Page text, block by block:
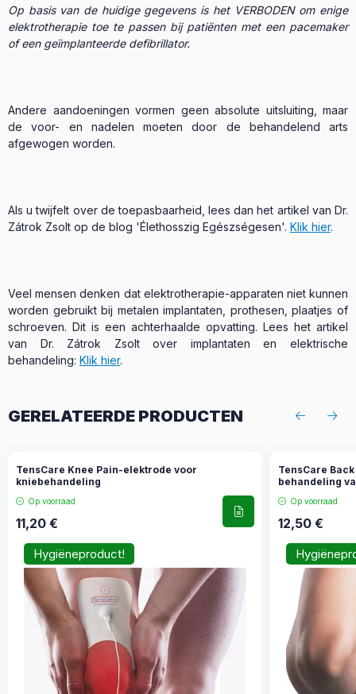
GERELATEERDE PRODUCTEN
TensCare Knee Pain-elektrode voor
kniebehandeling
Op voorraad
11,20 €
Hygiëneproduct!
TensCare
behandeling
Op voorraad
12,50€
Op basis van de huidige gegevens is het VERBODEN om enige
elektrotherapie toe te passen bij patiënten met een pacemaker
of een geïmplanteerde defibrillator.
Andere aandoeningen vormen geen absolute uitsluiting, maar
de voor- en nadelen moeten door de behandelend arts
afgewogen worden.
Als u twijfelt over de toepasbaarheid, lees dan het artikel van Dr.
Zátrok Zsolt op de blog 'Élethosszig Egészségesen'. Klik hier.
Veel mensen denken dat elektrotherapie-apparaten niet kunnen
worden gebruikt bij metalen implantaten, prothesen, plaatjes of
schroeven. Dit is een achterhaalde opvatting. Lees het artikel
van Dr. Zátrok Zsolt over implantaten en elektrische
behandeling: Klik hier.